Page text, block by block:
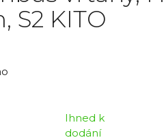
S2 KITO
Ihned k
dodání